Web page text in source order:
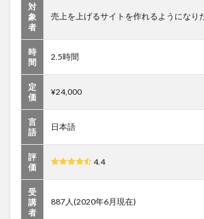
対
象
者
売上を上げるサイトを作れるようになり
時
間
2.5時間
定
価
¥24,000
言
語
日本語
評
価
4.4
受
講
者
887人(2020年6月現在)